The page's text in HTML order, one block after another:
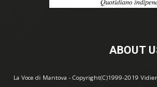
ABOUT
La Voce di Mantova - Copyright(C)1999-2019